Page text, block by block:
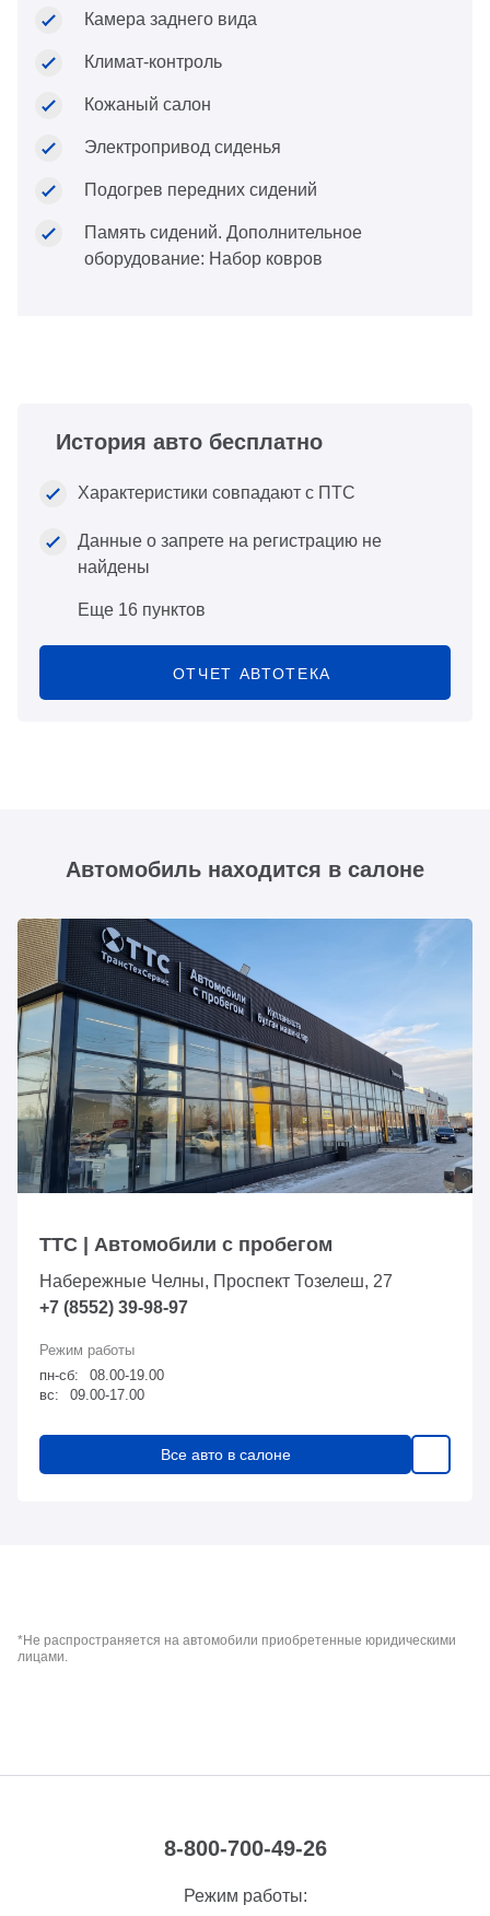
Камера заднего вида
Климат-контроль
Кожаный салон
Электропривод сиденья
Подогрев передних сидений
Память сидений. Дополнительное
оборудование: Набор ковров
История авто бесплатно
Характеристики совпадают с ПТС
Данные о запрете на регистрацию не
найдены
Еще 16 пунктов
ОТЧЕТ АВТОТЕКА
Автомобиль находится в салоне
ТТС | Автомобили с пробегом
Набережные Челны, Проспект Тозелеш, 27
+7 (8552) 39-98-97
пн-сб:
08.00-19.00
вс:
09.00-17.00
Все авто в салоне
*Не распространяется на автомобили приобретенные юридическими
лицами.
8-800-700-49-26
Режим работы: